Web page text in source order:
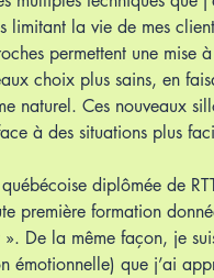
limitant la vie de mes
permettent une mise
choix plus sains, en
naturel. Ces nouveaux
à des situations plus
québécoise diplômée de
première formation
». De la même façon, je
émotionnelle) que j’ai